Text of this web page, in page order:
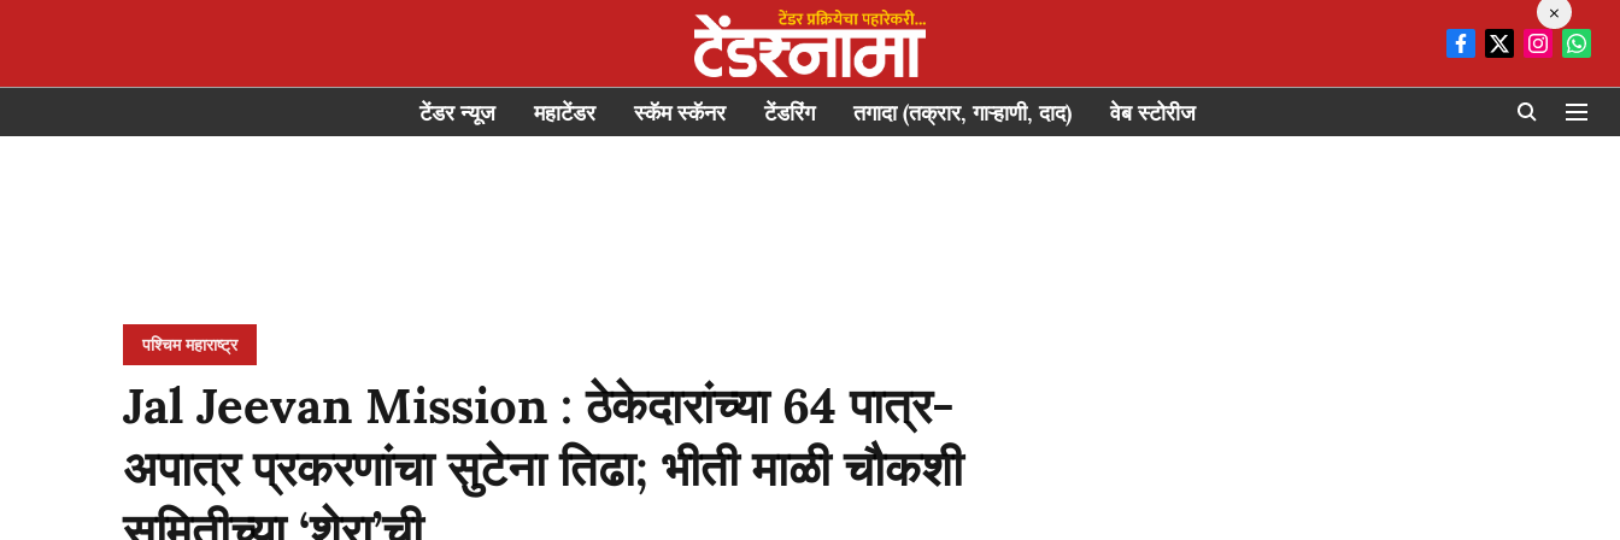
टेंडर न्यूज महाटेंडर स्कॅम स्कॅनर टेंडरिंग तगादा (तक्रार, गाऱ्हाणी, दाद) वेब स्टोरीज
पश्चिम महाराष्ट्र
Jal Jeevan Mission : ठेकेदारांच्या 64 पात्र-
अपात्र प्रकरणांचा सुटेना तिढा; भीती माळी चौकशी
×